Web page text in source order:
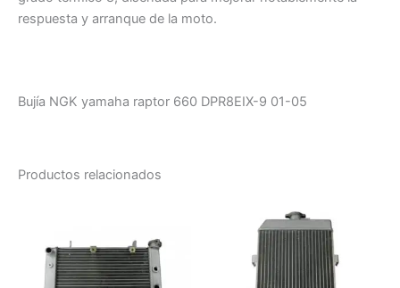
respuesta y arranque de la moto.
Bujía NGK yamaha raptor 660 DPR8EIX-9 01-05
Productos relacionados